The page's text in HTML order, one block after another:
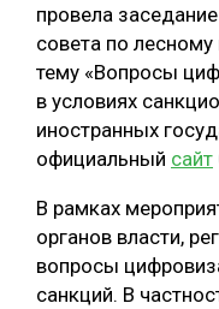
ЛОГИСТИКА
ПРОИЗВОДСТВО
ЦБП
КОМПЛЕКСНАЯ
ЛЕСОПИЛЕНИЕ
ДЕРЕВЯННОЕ
БЕЗОПАСНОЕ
ПОДБОРКИ СТАТЕЙ
провела
совета по
тему «Вопросы
в условиях
иностранных
официальный сайт
В рамках
органов власти,
вопросы
санкций. В